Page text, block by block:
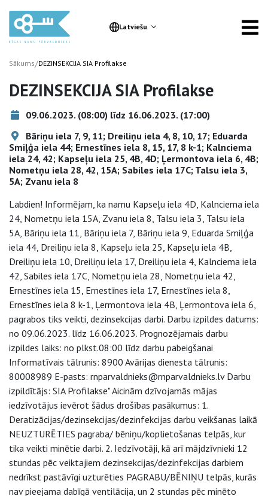
Latviešu
Sākums/DEZINSEKCIJA SIA Profilakse
DEZINSEKCIJA SIA Profilakse
09.06.2023. (08:00) līdz 16.06.2023. (17:00)
Bāriņu iela 7, 9, 11; Dreiliņu iela 4, 8, 10, 17; Eduarda
Smiļģa iela 44; Ernestīnes iela 8, 15, 17, 8 k-1; Kalnciema
iela 24, 42; Kapseļu iela 25, 4B, 4D; Ļermontova iela 6, 4B;
Nometņu iela 28, 42, 15A; Sabiles iela 17C; Talsu iela 3,
5A; Zvanu iela 8
Labdien! Informējam, ka namu Kapseļu iela 4D, Kalnciema iela
24, Nometņu iela 15A, Zvanu iela 8, Talsu iela 3, Talsu iela
5A, Bāriņu iela 11, Bāriņu iela 7, Bāriņu iela 9, Eduarda Smiļģa
iela 44, Dreiliņu iela 8, Kapseļu iela 25, Kapseļu iela 4B,
Dreiliņu iela 10, Dreiliņu iela 17, Dreiliņu iela 4, Kalnciema iela
42, Sabiles iela 17C, Nometņu iela 28, Nometņu iela 42,
Ernestīnes iela 15, Ernestīnes iela 17, Ernestīnes iela 8,
Ernestīnes iela 8 k-1, Ļermontova iela 4B, Ļermontova iela 6,
pagrabos tiks veikti, dezinsekcijas darbi. Darbu izpildes datums:
no 09.06.2023. līdz 16.06.2023. Prognozējamais darbu
izpildes laiks: no plkst.08:00 līdz darbu pabeigšanai
Informatīvais tālrunis: 8900 Avārijas dienesta tālrunis:
80008989 E-pasts: rnparvaldnieks@rnparvaldnieks.lv Darbu
izpildītājs: SIA Profilakse" Aicinām dzīvojamās mājas
iedzīvotājus ievērot šādus drošības pasākumus: 1.
Deratizācijas/dezinsekcijas/dezinfekcijas darbu veikšanas laikā
NEUZTURĒTIES pagraba/ bēniņu/koplietošanas telpās, kur
tika veikti minētie darbi. 2. Iedzīvotāji, kā arī mājdzīvnieki 12
stundas pēc veiktajiem dezinsekcijas/dezinfekcijas darbiem
nedrīkst pastāvīgi uzturēties PAGRABU/BĒNIŅU telpās, kurās
nav pieejama dabīgā ventilācija, un 2 stundas pēc minēto